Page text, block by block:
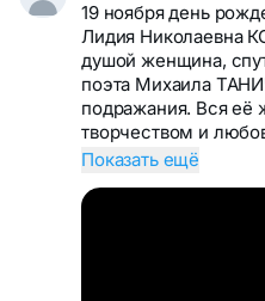
19 ноября день
Лидия Николаевна
душой женщина,
поэта Михаила
подражания. Вся её
творчеством и
Показать ещё